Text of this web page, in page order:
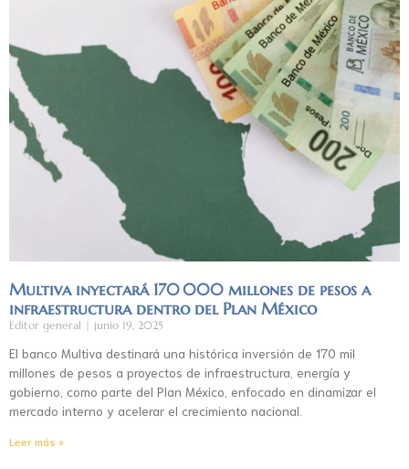
Multiva inyectará 170 000 millones de pesos a
infraestructura dentro del Plan México
Editor general junio 19, 2025
El banco Multiva destinará una histórica inversión de 170 mil
millones de pesos a proyectos de infraestructura, energía y
gobierno, como parte del Plan México, enfocado en dinamizar el
mercado interno y acelerar el crecimiento nacional.
Leer más »